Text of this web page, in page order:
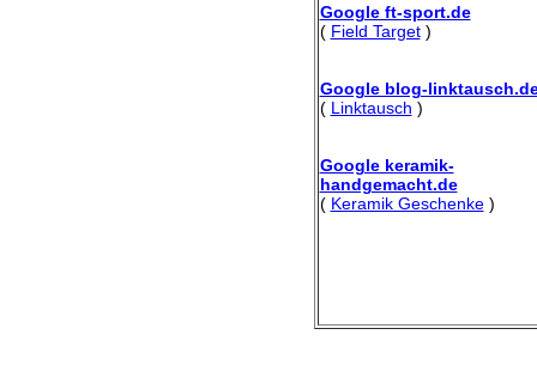
Google ft-sport.de
( Field Target)
Google blog-
( Linktausch )
Google keramik-
handgemacht.de
( Keramik Geschenke)